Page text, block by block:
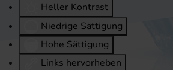
Heller Kontrast
Niedrige Sättigung
Hohe Sättigung
Links hervorheben